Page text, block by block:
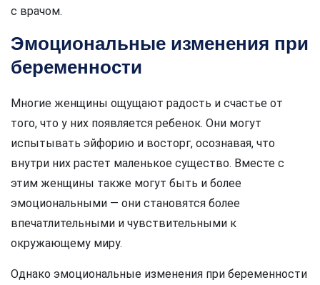
с врачом.
Эмоциональные изменения при
беременности
Многие женщины ощущают радость и счастье от
того, что у них появляется ребенок. Они могут
испытывать эйфорию и восторг, осознавая, что
внутри них растет маленькое существо. Вместе с
этим женщины также могут быть и более
эмоциональными — они становятся более
впечатлительными и чувствительными к
окружающему миру.
Однако эмоциональные изменения при беременности